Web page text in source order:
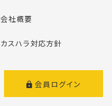
会社概要
カスハラ対応方針
会員ログイン